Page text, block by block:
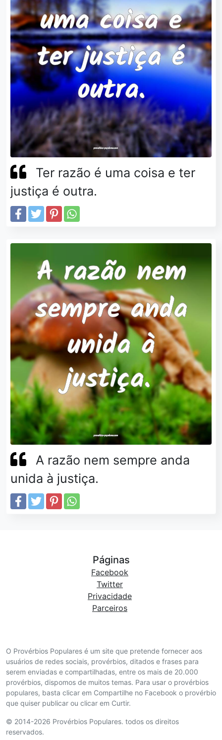
Ter razão é uma coisa e ter
justiça é outra.
A razão nem sempre anda
unida à justiça.
O Provérbios Populares é um site que pretende fornecer aos
usuários de redes sociais, provérbios, ditados e frases para
serem enviadas e compartilhadas, entre os mais de 20.000
provérbios, dispomos de muitos temas. Para usar o provérbios
populares, basta clicar em Compartilhe no Facebook o provérbio
que quiser publicar ou clicar em Curtir.
© 2014-2026 Provérbios Populares. todos os direitos
reservados.
Páginas
Facebook
Twitter
Privacidade
Parceiros